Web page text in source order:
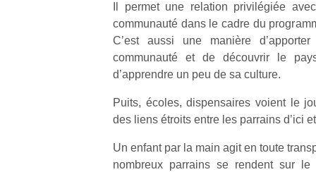
Il permet une relation privilégiée
communauté dans le cadre du
C’est aussi une manière
communauté et de découvrir le
d’apprendre un peu de sa culture.
Puits, écoles, dispensaires voient le
des liens étroits entre les parrains d’ici
Un enfant par la main agit en toute
nombreux parrains se rendent sur